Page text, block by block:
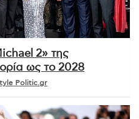
2» της
ως το 2028
Politic.gr